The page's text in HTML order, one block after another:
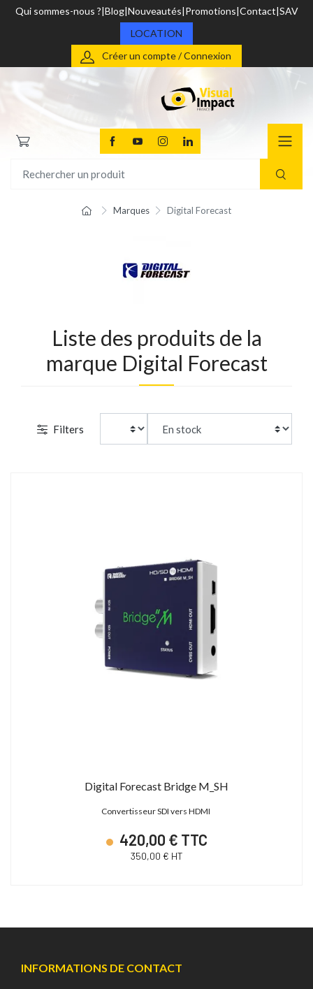
Qui sommes-nous ? Blog Nouveautés Promotions Contact SAV
LOCATION
Créer un compte / Connexion
Marques Digital Forecast
Liste des produits de la
marque Digital Forecast
Filters
Digital Forecast Bridge M_SH
Convertisseur SDI vers HDMI
420,00 € TTC
350,00 € HT
INFORMATIONS DE CONTACT